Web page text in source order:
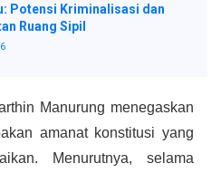
Potensi Kriminalisasi dan
Ruang Sipil
Manurung menegaskan
amanat konstitusi yang
Menurutnya, selama